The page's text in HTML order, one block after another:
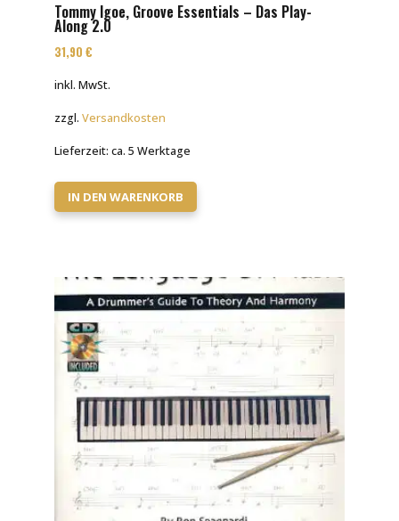
Tommy Igoe, Groove Essentials – Das Play-
Along 2.0
31,90 €
inkl. MwSt.
zzgl. Versandkosten
Lieferzeit: ca. 5 Werktage
IN DEN WARENKORB